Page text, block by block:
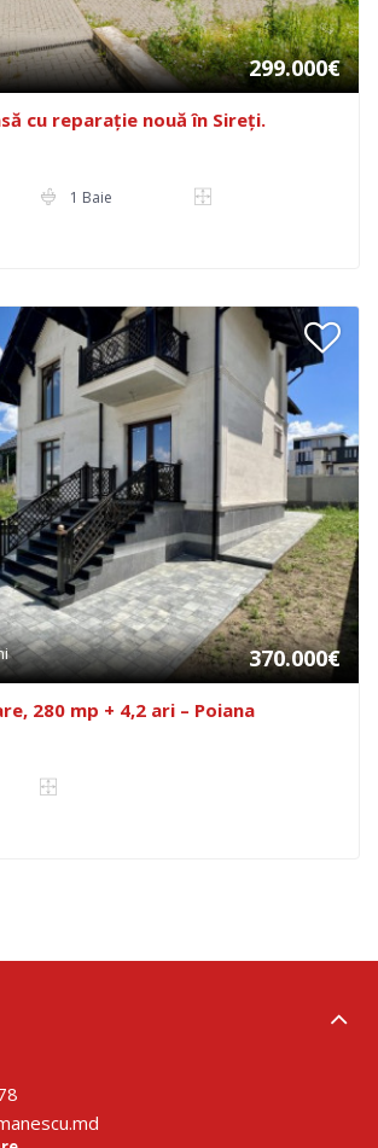
299.000€
cu reparație nouă în Sireți.
1 Baie
370.000€
280 mp + 4,2 ari – Poiana